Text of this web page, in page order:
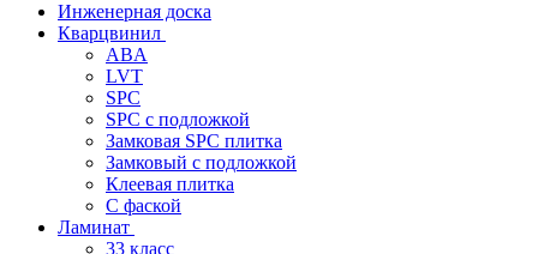
Инженерная доска
Кварцвинил
ABA
LVT
SPC
SPC с подложкой
Замковая SPC плитка
Замковый с подложкой
Клеевая плитка
С фаской
Ламинат
33 класс